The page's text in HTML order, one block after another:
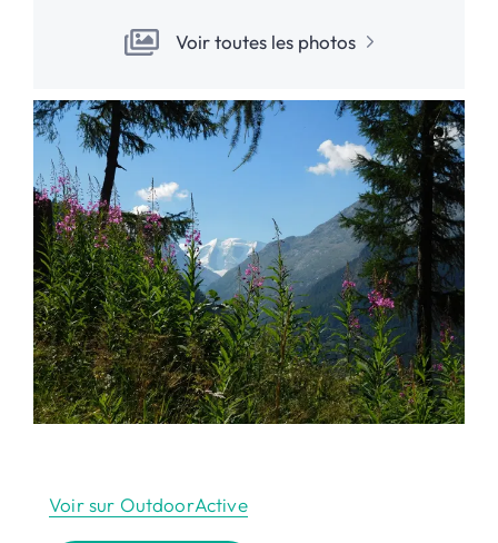
Voir toutes les photos
Voir sur OutdoorActive